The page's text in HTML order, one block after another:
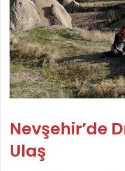
Nevşehir’de
Ulaş